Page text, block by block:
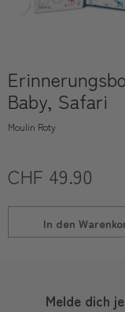
Baby, Safari
Moulin Roty
CHF 49.90
In den
Melde dich